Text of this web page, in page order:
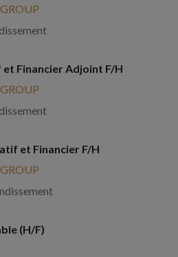
Financier Adjoint F/H
et Financier F/H
(H/F)